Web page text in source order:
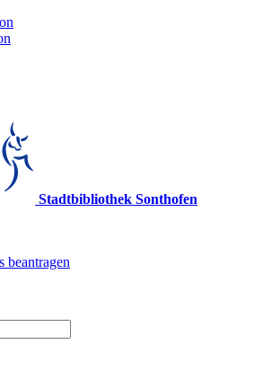
Stadtbibliothek Sonthofen
beantragen